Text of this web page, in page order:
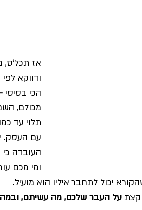
אז תכל'ס,
ודווקא
הכי בסיסי
מכולם,
תלוי עד
עם העסק.
העובדה כי
ומי מכם
יכול לתחבר איליו הוא מועיל.
קצת על העבר שלכם, מה עשיתם,